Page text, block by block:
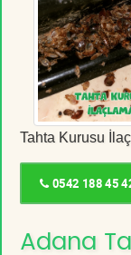
Tahta Kurusu
0542 188 45
Adana